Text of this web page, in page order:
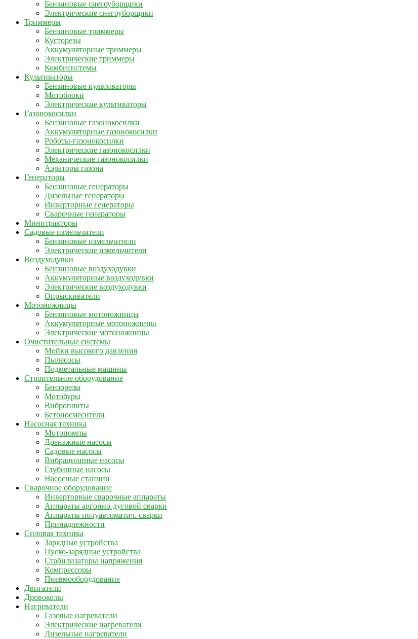
Бензиновые снегоуборщики
Электрические снегоуборщики
Триммеры
Бензиновые триммеры
Кусторезы
Аккумуляторные триммеры
Электрические триммеры
Комбисистемы
Культиваторы
Бензиновые культиваторы
Мотоблоки
Электрические культиваторы
Газонокосилки
Бензиновые газонокосилки
Аккумуляторные газонокосилки
Роботы-газонокосилки
Электрические газонокосилки
Механические газонокосилки
Аэраторы газона
Генераторы
Бензиновые генераторы
Дизельные генераторы
Инверторные генераторы
Сварочные генераторы
Минитракторы
Садовые измельчители
Бензиновые измельчители
Электрические измельчители
Воздуходувки
Бензиновые воздуходувки
Аккумуляторные воздуходувки
Электрические воздуходувки
Опрыскиватели
Мотоножницы
Бензиновые мотоножницы
Аккумуляторные мотоножницы
Электрические мотоножницы
Очистительные системы
Мойки высокого давления
Пылесосы
Подметальные машины
Строительное оборудование
Бензорезы
Мотобуры
Виброплиты
Бетоносмесители
Насосная техника
Мотопомпы
Дренажные насосы
Садовые насосы
Вибрационные насосы
Глубинные насосы
Насосные станции
Сварочное оборудование
Инверторные сварочные аппараты
Аппараты аргонно-дуговой сварки
Аппараты полуавтоматич. сварки
Принадлежности
Силовая техника
Зарядные устройства
Пуско-зарядные устройства
Стабилизаторы напряжения
Компрессоры
Пневмооборудование
Двигатели
Дровоколы
Нагреватели
Газовые нагреватели
Электрические нагреватели
Дизельные нагреватели